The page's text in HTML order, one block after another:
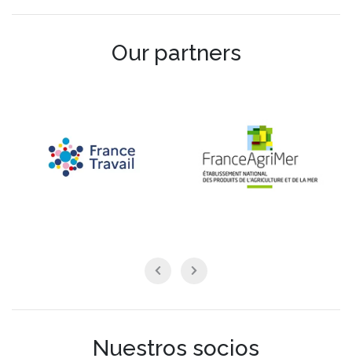
Our partners
Nuestros socios